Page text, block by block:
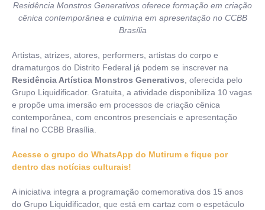
Residência Monstros Generativos oferece formação em criação
cênica contemporânea e culmina em apresentação no CCBB
Brasília
Artistas, atrizes, atores, performers, artistas do corpo e
dramaturgos do Distrito Federal já podem se inscrever na
Residência Artística Monstros Generativos, oferecida pelo
Grupo Liquidificador. Gratuita, a atividade disponibiliza 10 vagas
e propõe uma imersão em processos de criação cênica
contemporânea, com encontros presenciais e apresentação
final no CCBB Brasília.
Acesse o grupo do WhatsApp do Mutirum e fique por
dentro das notícias culturais!
A iniciativa integra a programação comemorativa dos 15 anos
do Grupo Liquidificador, que está em cartaz com o espetáculo